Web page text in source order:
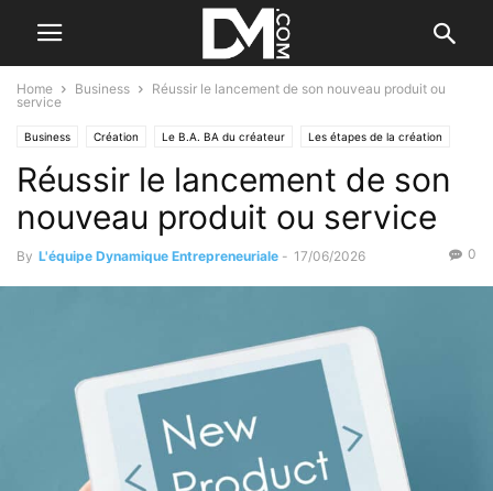
Home Business
Réussir le lancement de son nouveau produit ou
service
Business Création Le B.A. BA du créateur Les étapes de la création
Se former à la création
Réussir le lancement de son
nouveau produit ou service
By L'équipe Dynamique Entrepreneuriale - 17/06/2026 0